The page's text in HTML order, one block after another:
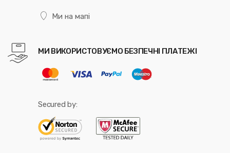
Ми на мапі
МИ ВИКОРИСТОВУЄМО БЕЗПЕЧНІ ПЛАТЕЖІ
Secured by: